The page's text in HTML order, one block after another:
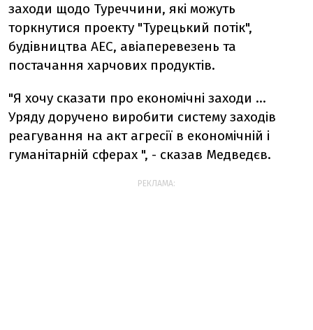
заходи щодо Туреччини, які можуть
торкнутися проекту "Турецький потік",
будівництва АЕС, авіаперевезень та
постачання харчових продуктів.
"Я хочу сказати про економічні заходи ...
Уряду доручено виробити систему заходів
реагування на акт агресії в економічній і
гуманітарній сферах ", - сказав Медведєв.
РЕКЛАМА: